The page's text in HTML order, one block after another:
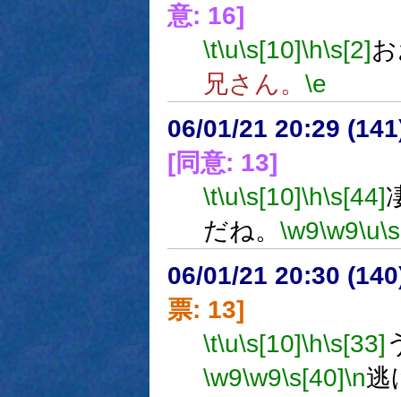
意: 16]
\t\u\s[10]\h\s[2]
兄さん。 \e
06/01/21 20:29
[同意: 13]
\t\u\s[10]\h\s[44]
だね。 \w9\w9\u
06/01/21 20:30
票: 13]
\t\u\s[10]\h\s[33]
\w9\w9\s[40]\n逃